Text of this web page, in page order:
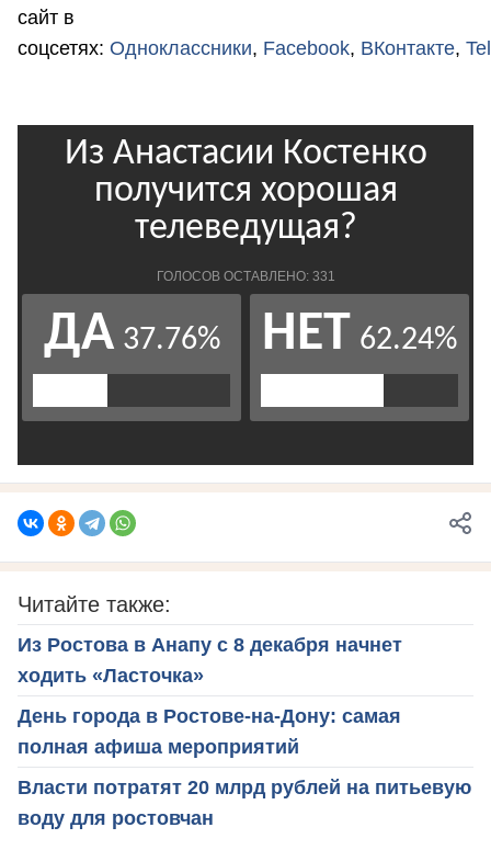
сайт в
соцсетях: Одноклассники, Facebook, ВКонтакте,
Читайте также:
Из Ростова в Анапу с 8 декабря начнет
ходить «Ласточка»
День города в Ростове-на-Дону: самая
полная афиша мероприятий
Власти потратят 20 млрд рублей на питьевую
воду для ростовчан